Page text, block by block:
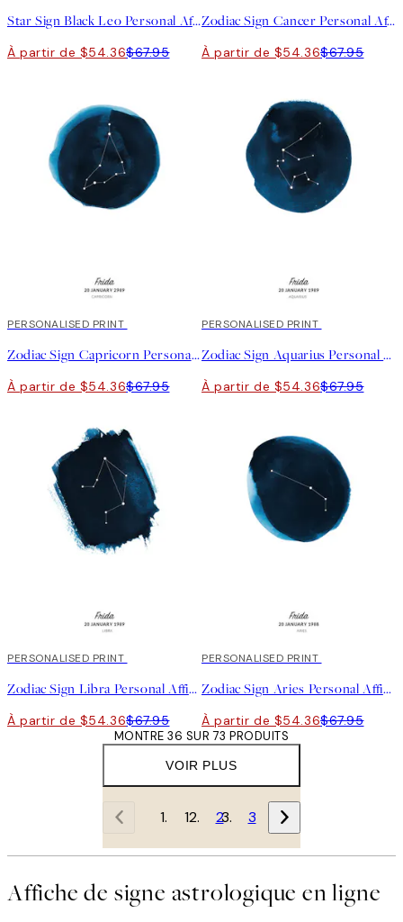
Star Sign Black Leo Personal Affiche
À partir de $54.36$67.95
Zodiac Sign Cancer Personal Affiche
À partir de $54.36$67.95
20%*
PERSONALISED PRINT
Zodiac Sign Capricorn Personal Affiche
À partir de $54.36$67.95
20%*
PERSONALISED PRINT
Zodiac Sign Aquarius Personal Affiche
À partir de $54.36$67.95
20%*
PERSONALISED PRINT
Zodiac Sign Libra Personal Affiche
À partir de $54.36$67.95
20%*
PERSONALISED PRINT
Zodiac Sign Aries Personal Affiche
À partir de $54.36$67.95
VOIR PLUS
MONTRE 36 SUR 73 PRODUITS
1 2 3
Affiche de signe astrologique en ligne